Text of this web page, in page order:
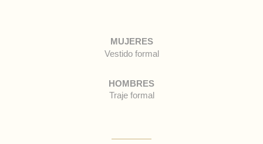
MUJERES
Vestido formal
HOMBRES
Traje formal